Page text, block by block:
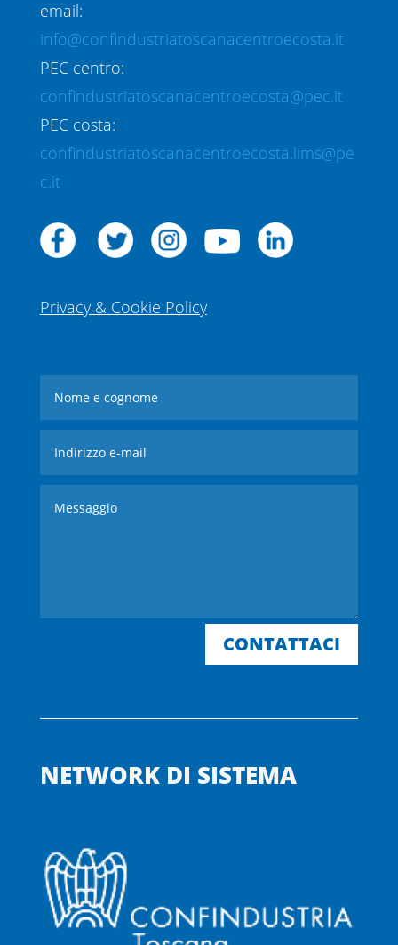
email:
info@confindustriatoscanacentroecosta.it
PEC centro:
confindustriatoscanacentroecosta@pec.it
PEC costa:
confindustriatoscanacentroecosta.lims@pe
c.it
Privacy & Cookie Policy
CONTATTACI
NETWORK DI SISTEMA